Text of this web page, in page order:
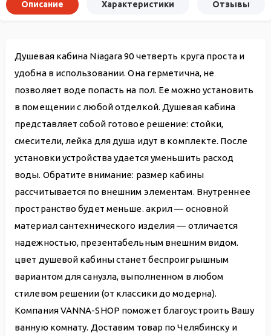
Описание Характеристики Отзывы
Душевая кабина Niagara 90 четверть круга проста и
удобна в использовании. Она герметична, не
позволяет воде попасть на пол. Ее можно установить
в помещении с любой отделкой. Душевая кабина
представляет собой готовое решение: стойки,
смесители, лейка для душа идут в комплекте. После
установки устройства удается уменьшить расход
воды. Обратите внимание: размер кабины
рассчитывается по внешним элементам. Внутреннее
пространство будет меньше. акрил — основной
материал сантехнического изделия — отличается
надежностью, презентабельным внешним видом.
цвет душевой кабины станет беспроигрышным
вариантом для санузла, выполненном в любом
стилевом решении (от классики до модерна).
Компания VANNA-SHOP поможет благоустроить Вашу
ванную комнату. Доставим товар по Челябинску и